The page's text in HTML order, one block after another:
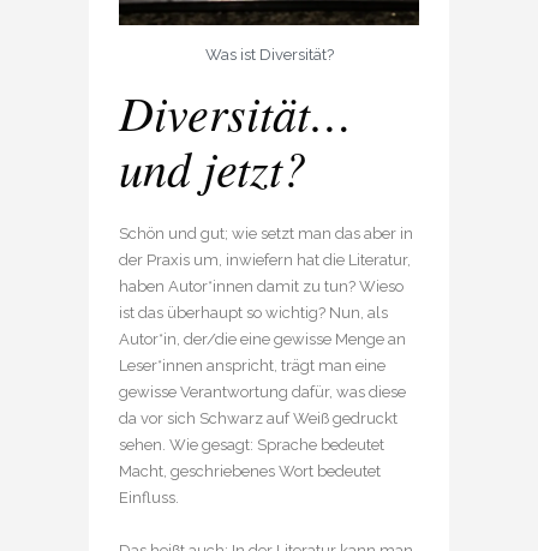
Was ist Diversität?
Diversität…
und jetzt?
Schön und gut; wie setzt man das aber in
der Praxis um, inwiefern hat die Literatur,
haben Autor*innen damit zu tun? Wieso
ist das überhaupt so wichtig? Nun, als
Autor*in, der/die eine gewisse Menge an
Leser*innen anspricht, trägt man eine
gewisse Verantwortung dafür, was diese
da vor sich Schwarz auf Weiß gedruckt
sehen. Wie gesagt: Sprache bedeutet
Macht, geschriebenes Wort bedeutet
Einfluss.